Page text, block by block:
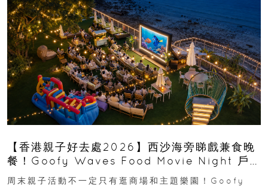
【香港親子好去處2026】西沙海旁睇戲兼食晚
餐！Goofy Waves Food Movie Night 戶
外影院逢週末登場
周末親子活動不一定只有逛商場和主題樂園！Goofy